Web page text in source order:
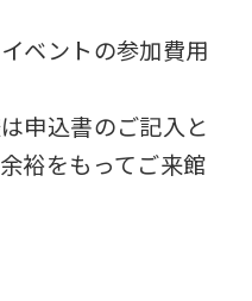
ベントの参加費用
申込書のご記入と
裕をもってご来館